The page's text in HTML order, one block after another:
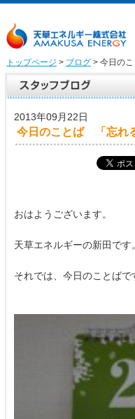
トップページ > ブログ> 今日の
2013年09月22日
今日のことば 「忘れ
おはようございます。
天草エネルギーの新田です。
それでは、今日のことばで